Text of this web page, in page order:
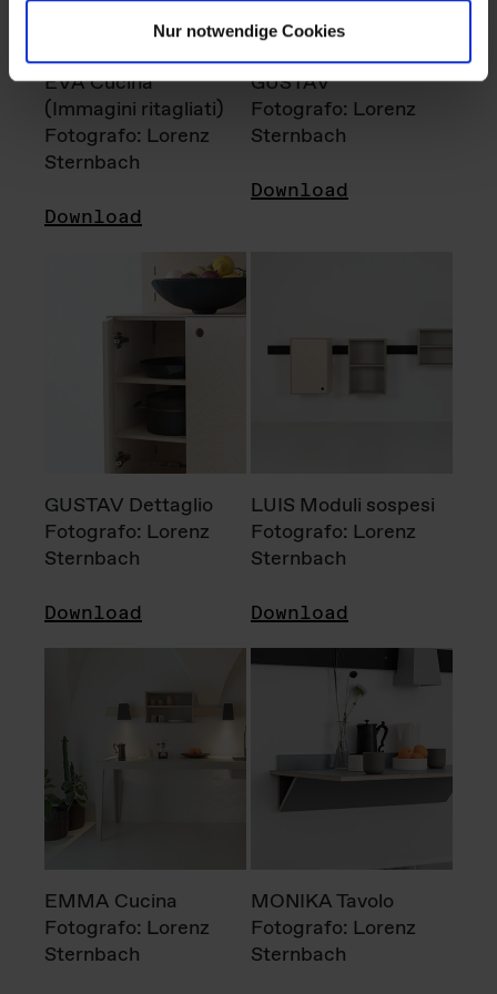
Nur notwendige Cookies
EVA Cucina
(Immagini ritagliati)
Fotografo: Lorenz
Sternbach
Download
GUSTAV
Fotografo: Lorenz
Sternbach
Download
GUSTAV Dettaglio
Fotografo: Lorenz
Sternbach
Download
LUIS Moduli sospesi
Fotografo: Lorenz
Sternbach
Download
EMMA Cucina
Fotografo: Lorenz
Sternbach
MONIKA Tavolo
Fotografo: Lorenz
Sternbach